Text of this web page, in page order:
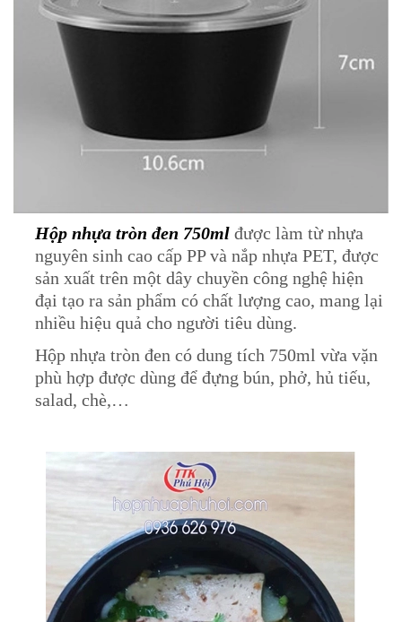
Hộp nhựa tròn đen 750ml được làm từ nhựa
nguyên sinh cao cấp PP và nắp nhựa PET, được
sản xuất trên một dây chuyền công nghệ hiện
đại tạo ra sản phẩm có chất lượng cao, mang lại
nhiều hiệu quả cho người tiêu dùng.
Hộp nhựa tròn đen có dung tích 750ml vừa vặn
phù hợp được dùng để đựng bún, phở, hủ tiếu,
salad, chè,…